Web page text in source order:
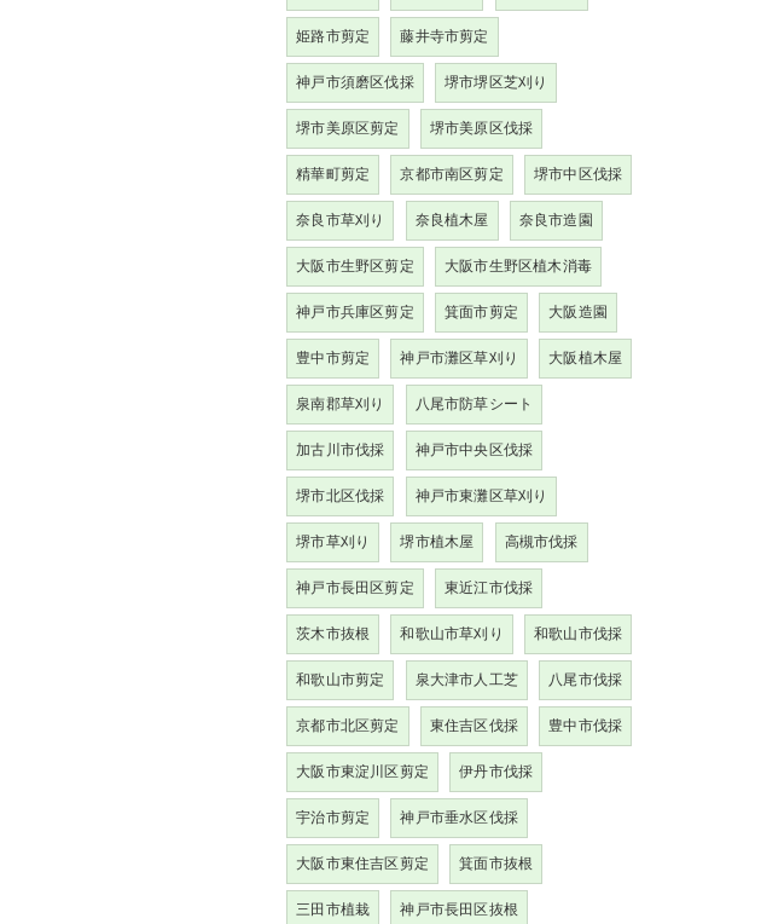
姫路市剪定 藤井寺市剪定
神戸市須磨区伐採 堺市堺区芝刈り
堺市美原区剪定 堺市美原区伐採
精華町剪定 京都市南区剪定 堺市中区伐採
奈良市草刈り 奈良植木屋 奈良市造園
大阪市生野区剪定 大阪市生野区植木消毒
神戸市兵庫区剪定 箕面市剪定 大阪造園
豊中市剪定 神戸市灘区草刈り 大阪植木屋
泉南郡草刈り 八尾市防草シート
加古川市伐採 神戸市中央区伐採
堺市北区伐採 神戸市東灘区草刈り
堺市草刈り 堺市植木屋 高槻市伐採
神戸市長田区剪定 東近江市伐採
茨木市抜根 和歌山市草刈り 和歌山市伐採
和歌山市剪定 泉大津市人工芝 八尾市伐採
京都市北区剪定 東住吉区伐採 豊中市伐採
大阪市東淀川区剪定 伊丹市伐採
宇治市剪定 神戸市垂水区伐採
大阪市東住吉区剪定 箕面市抜根
三田市植栽 神戸市長田区抜根